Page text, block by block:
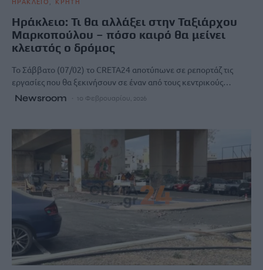
Ηράκλειο: Τι θα αλλάξει στην Ταξιάρχου
Μαρκοπούλου – πόσο καιρό θα μείνει
κλειστός ο δρόμος
To Σάββατο (07/02) το CRETA24 αποτύπωνε σε ρεπορτάζ τις
εργασίες που θα ξεκινήσουν σε έναν από τους κεντρικούς…
Newsroom 10 Φεβρουαρίου, 2026